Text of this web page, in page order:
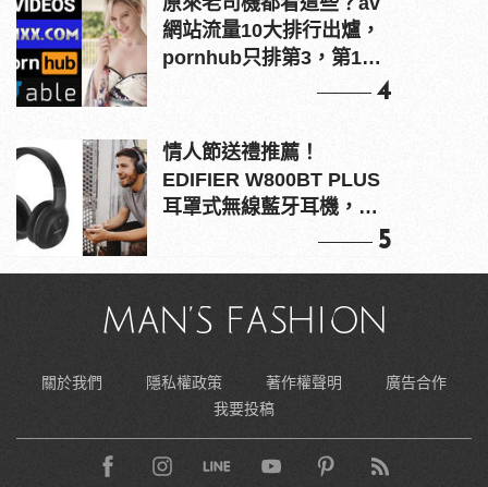
網站流量10大排行出爐，
pornhub只排第3，第1名
4
情人節送禮推薦！
EDIFIER W800BT PLUS
耳罩式無線藍牙耳機，在
5
關於我們 隱私權政策 著作權聲明
廣告合作
我要投稿